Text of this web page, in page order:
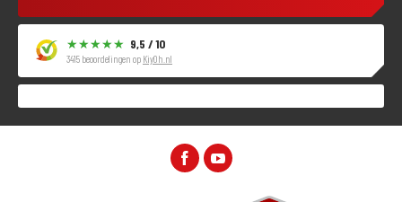
9,5 / 10
3415 beoordelingen op KiyOh.nl